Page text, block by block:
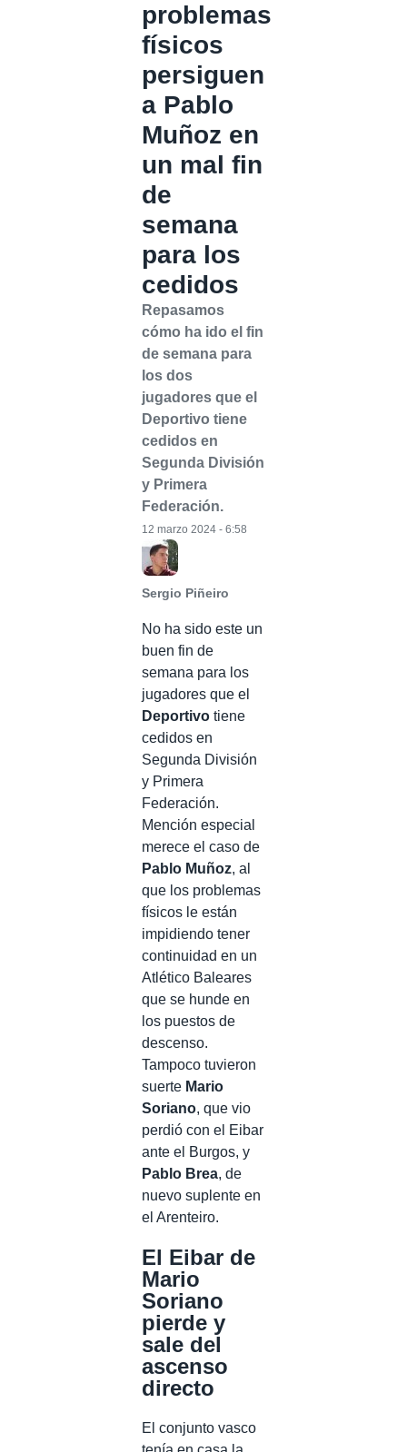
problemas
físicos
persiguen
a Pablo
Muñoz en
un mal fin
de
semana
para los
cedidos
Repasamos
cómo ha ido el fin
de semana para
los dos
jugadores que el
Deportivo tiene
cedidos en
Segunda División
y Primera
Federación.
Sergio Piñeiro
12 marzo 2024 - 6:58
No ha sido este un
buen fin de
semana para los
jugadores que el
Deportivo tiene
cedidos en
Segunda División
y Primera
Federación.
Mención especial
merece el caso de
Pablo Muñoz, al
que los problemas
físicos le están
impidiendo tener
continuidad en un
Atlético Baleares
que se hunde en
los puestos de
descenso.
Tampoco tuvieron
suerte Mario
Soriano, que vio
perdió con el Eibar
ante el Burgos, y
Pablo Brea, de
nuevo suplente en
el Arenteiro.
El Eibar de
Mario
Soriano
pierde y
sale del
ascenso
directo
El conjunto vasco